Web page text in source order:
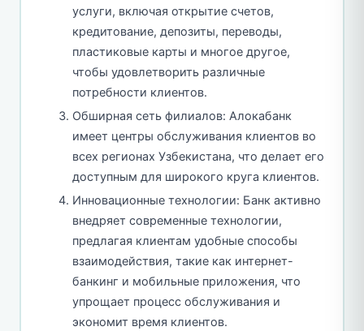
услуги, включая открытие счетов,
кредитование, депозиты, переводы,
пластиковые карты и многое другое,
чтобы удовлетворить различные
потребности клиентов.
Обширная сеть филиалов: Алокабанк
имеет центры обслуживания клиентов во
всех регионах Узбекистана, что делает его
доступным для широкого круга клиентов.
Инновационные технологии: Банк активно
внедряет современные технологии,
предлагая клиентам удобные способы
взаимодействия, такие как интернет-
банкинг и мобильные приложения, что
упрощает процесс обслуживания и
экономит время клиентов.